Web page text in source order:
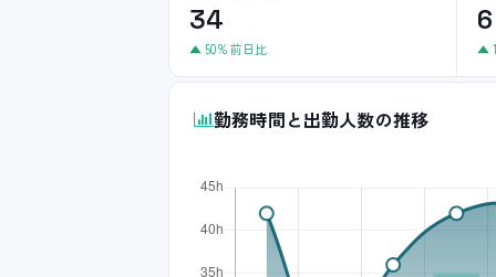
34
▲ 50% 前日比
6
▲
勤務時間と出勤人数の推移